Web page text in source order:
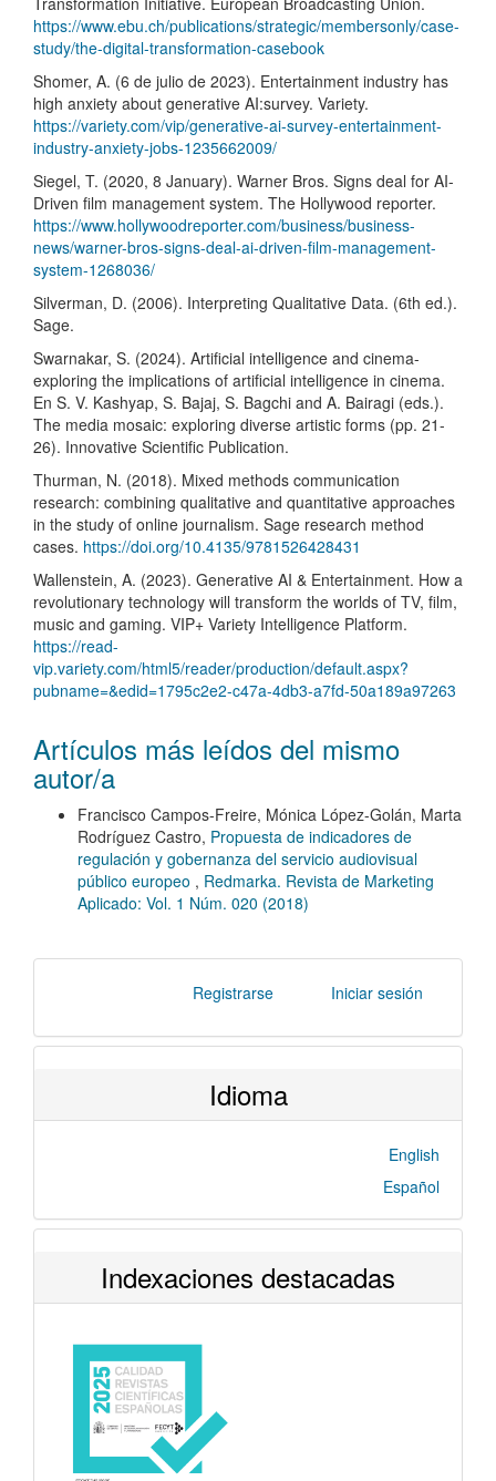
https://www.ebu.ch/publications/strategic/membersonly/case-
study/the-digital-transformation-casebook
Shomer, A. (6 de julio de 2023). Entertainment industry has
high anxiety about generative AI:survey. Variety.
https://variety.com/vip/generative-ai-survey-entertainment-
industry-anxiety-jobs-1235662009/
Siegel, T. (2020, 8 January). Warner Bros. Signs deal for AI-
Driven film management system. The Hollywood reporter.
https://www.hollywoodreporter.com/business/business-
news/warner-bros-signs-deal-ai-driven-film-management-
system-1268036/
Silverman, D. (2006). Interpreting Qualitative Data. (6th ed.).
Sage.
Swarnakar, S. (2024). Artificial intelligence and cinema-
exploring the implications of artificial intelligence in cinema.
En S. V. Kashyap, S. Bajaj, S. Bagchi and A. Bairagi (eds.).
The media mosaic: exploring diverse artistic forms (pp. 21-
26). Innovative Scientific Publication.
Thurman, N. (2018). Mixed methods communication
research: combining qualitative and quantitative approaches
in the study of online journalism. Sage research method
cases. https://doi.org/10.4135/9781526428431
Wallenstein, A. (2023). Generative AI & Entertainment. How a
revolutionary technology will transform the worlds of TV, film,
music and gaming. VIP+ Variety Intelligence Platform.
https://read-
vip.variety.com/html5/reader/production/default.aspx?
pubname=&edid=1795c2e2-c47a-4db3-a7fd-50a189a97263
Artículos más leídos del mismo
autor/a
Francisco Campos-Freire, Mónica López-Golán, Marta
Rodríguez Castro, Propuesta de indicadores de
regulación y gobernanza del servicio audiovisual
público europeo , Redmarka. Revista de Marketing
Aplicado: Vol. 1 Núm. 020 (2018)
Registrarse Iniciar sesión
Idioma
English
Español
Indexaciones destacadas